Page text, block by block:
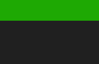
direct